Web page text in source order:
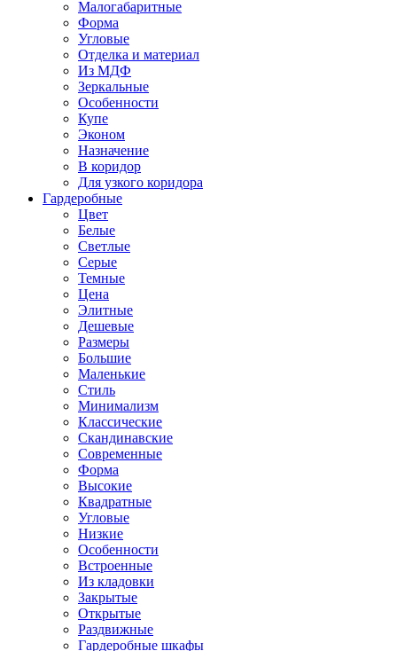
Малогабаритные
Форма
Угловые
Отделка и материал
Из МДФ
Зеркальные
Особенности
Купе
Эконом
Назначение
В коридор
Для узкого коридора
Гардеробные
Цвет
Белые
Светлые
Серые
Темные
Цена
Элитные
Дешевые
Размеры
Большие
Маленькие
Стиль
Минимализм
Классические
Скандинавские
Современные
Форма
Высокие
Квадратные
Угловые
Низкие
Особенности
Встроенные
Из кладовки
Закрытые
Открытые
Раздвижные
Гардеробные шкафы